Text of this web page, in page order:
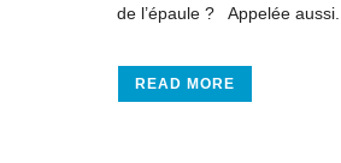
de l’épaule ? Appelée aussi...
READ MORE